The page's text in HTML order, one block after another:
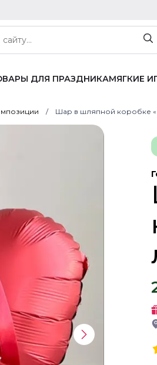
ДЛЯ ПРАЗДНИКАМЯГКИЕ
Шар в шляпной коробке